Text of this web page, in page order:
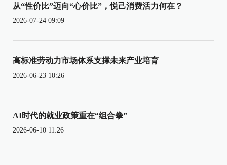
从“性价比”迈向“心价比”，悦己消费活力何在？
2026-07-24 09:09
高标准劳动力市场体系支撑未来产业培育
2026-06-23 10:26
AI时代的就业政策重在“组合拳”
2026-06-10 11:26